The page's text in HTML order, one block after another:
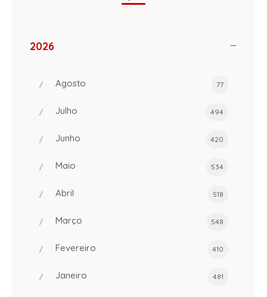
2026
Agosto 77
Julho 494
Junho 420
Maio 534
Abril 518
Março 548
Fevereiro 410
Janeiro 481